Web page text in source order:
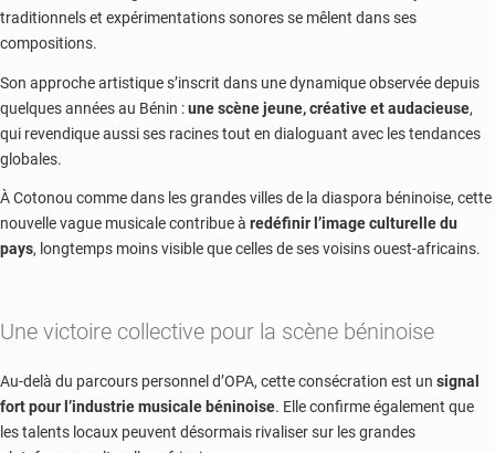
traditionnels et expérimentations sonores se mêlent dans ses
compositions.
Son approche artistique s’inscrit dans une dynamique observée depuis
quelques années au Bénin :une scène jeune, créative et audacieuse,
qui revendique aussi ses racines tout en dialoguant avec les tendances
globales.
À Cotonou comme dans les grandes villes de la diaspora béninoise, cette
nouvelle vague musicale contribue à redéfinir l’image culturelle du
pays, longtemps moins visible que celles de ses voisins ouest-africains.
Une victoire collective pour la scène béninoise
Au-delà du parcours personnel d’OPA, cette consécration est un signal
fort pour l’industrie musicale béninoise. Elle confirme également que
les talents locaux peuvent désormais rivaliser sur les grandes